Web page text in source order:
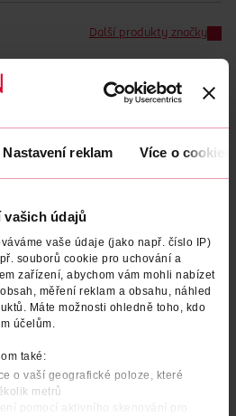
Nastavení reklam Více o cookies
vašich údajů
vaše údaje (jako např. číslo IP)
souborů cookie pro uchování a
zařízení, abychom vám mohli nabízet
měření reklam a obsahu, náhled
Máte možnosti ohledně toho, kdo
účelům.
také:
o vaší geografické poloze, které
metrů
pomocí aktivního skenování pro
Další produkty značky
EAN04059729276711
Tužka na rty Plumping 170